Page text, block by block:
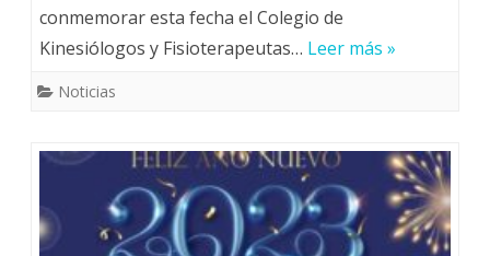
conmemorar esta fecha el Colegio de
Kinesiólogos y Fisioterapeutas… Leer más »
Noticias